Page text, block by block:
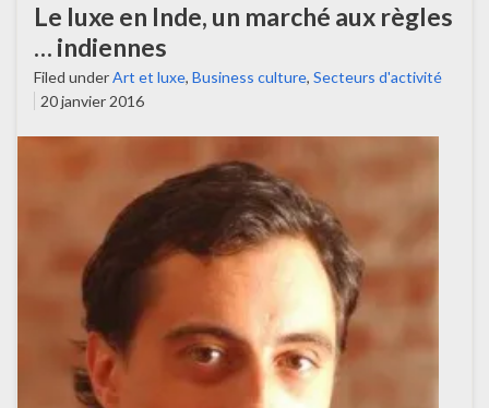
Le luxe en Inde, un marché aux règles
… indiennes
Filed underArt et luxe, Business culture, Secteurs d'activité
20 janvier 2016